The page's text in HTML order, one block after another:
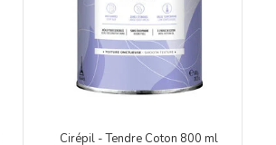
Cirépil - Tendre Coton 800 ml